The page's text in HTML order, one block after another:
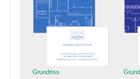
Grundriss